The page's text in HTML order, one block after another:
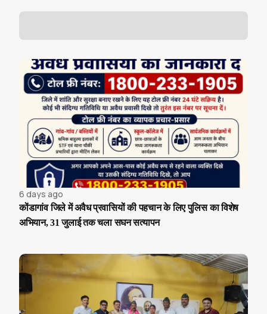
6 days ago
कोंडागांव जिले में अवैध प्रवासियों की पहचान के लिए पुलिस का विशेष
अभियान, 31 जुलाई तक चला सघन सत्यापन